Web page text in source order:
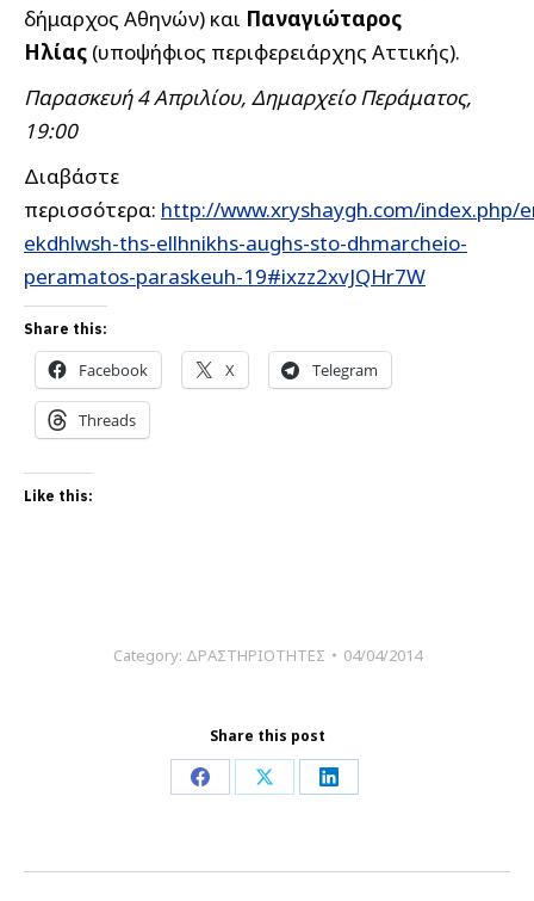
δήμαρχος Αθηνών) και Παναγιώταρος
Ηλίας (υποψήφιος περιφερειάρχης Αττικής).
Παρασκευή 4 Απριλίου, Δημαρχείο Περάματος,
19:00
Διαβάστε
περισσότερα: http://www.xryshaygh.com/index.php/
ekdhlwsh-ths-ellhnikhs-aughs-sto-dhmarcheio-
peramatos-paraskeuh-19#ixzz2xvJQHr7W
Share this:
Facebook X Telegram
Threads
Like this:
Category: ΔΡΑΣΤΗΡΙΟΤΗΤΕΣ 04/04/2014
Share this post
Share
Facebook
Share
X
Share
LinkedIn